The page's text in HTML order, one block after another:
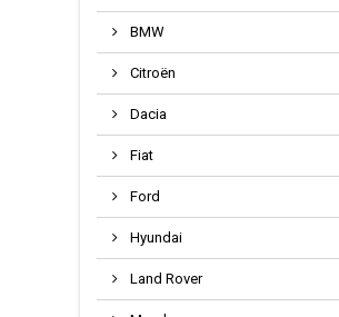
BMW
Citroën
Dacia
Fiat
Ford
Hyundai
Land Rover